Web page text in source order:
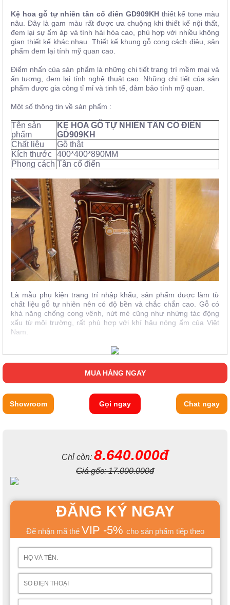
Hàng
Kệ hoa gỗ tự nhiên tân cổ điển GD909KHthiết kế tone màu
nâu. Đây là gam màu rất được ưa chuộng khi thiết kế nội thất,
đem lại sự ấm áp và tính hài hòa cao, phù hợp với nhiều không
gian thiết kế khác nhau. Thiết kế khung gỗ cong cách điệu, sản
phẩm đem lại tính mỹ quan cao.
Điểm nhấn của sản phẩm là những chi tiết trang trí mềm mại và
ấn tương, đem lại tính nghệ thuật cao. Những chi tiết của sản
phẩm được gia công tỉ mỉ và tinh tế, đảm bảo tính mỹ quan.
Một số thông tin về sản phẩm :
Tên sản
phẩm
KỆ HOA GỖ TỰ NHIÊN TÂN CỔ ĐIỂN
GD909KH
Chất liệu
Gỗ thật
Kích thước 400*400*890MM
Phong cách Tân cổ điển
Là mẫu phụ kiện trang trí nhập khẩu, sản phẩm được làm từ
chất liệu gỗ tự nhiên nên có độ bền và chắc chắn cao. Gỗ có
khả năng chống cong vênh, nứt mẻ cũng như nhứng tác động
xấu từ môi trường, rất phù hợp với khí hậu nóng ẩm của Việt
Nam.
MUA HÀNG NGAY
Showroom Gọi ngay Chat ngay
Chỉ còn: 8.640.000đ
Giá gốc:17.000.000đ
ĐĂNG KÝ NGAY
Để nhận mã thẻ VIP -5% cho sản phẩm tiếp theo